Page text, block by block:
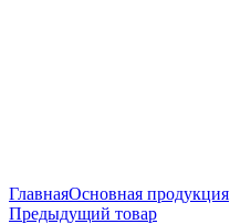
ГлавнаяОсновная продукция
Предыдущий товар